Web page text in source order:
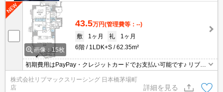
画像：15枚
43.5万円(管理費等：--)
敷
1ヶ月 礼
1ヶ月
6階
1LDK+S 62.35m²
初期費用はPayPay・クレジットカードでお支払い可能です♪ リブマ
ックスなら仲介手数料が賃料の55％でお得です♪ 沿線や近隣エリア
の物件もまとめてご紹介いたします。ぜひお問合せ下さい☆
株式会社リブマックスリーシング 日本橋茅場町
店
詳細を見る